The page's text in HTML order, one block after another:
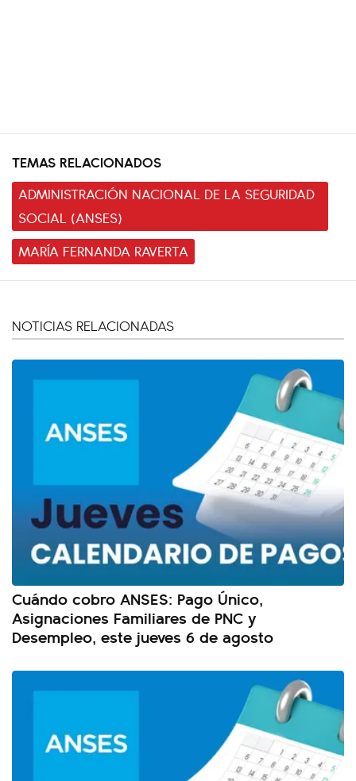
TEMAS RELACIONADOS
ADMINISTRACIÓN NACIONAL DE LA SEGURIDAD
SOCIAL (ANSES)
MARÍA FERNANDA RAVERTA
NOTICIAS RELACIONADAS
Cuándo cobro ANSES: Pago Único,
Asignaciones Familiares de PNC y
Desempleo, este jueves 6 de agosto